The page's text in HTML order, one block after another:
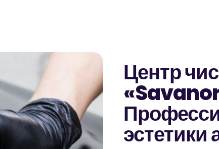
Центр
эстетики